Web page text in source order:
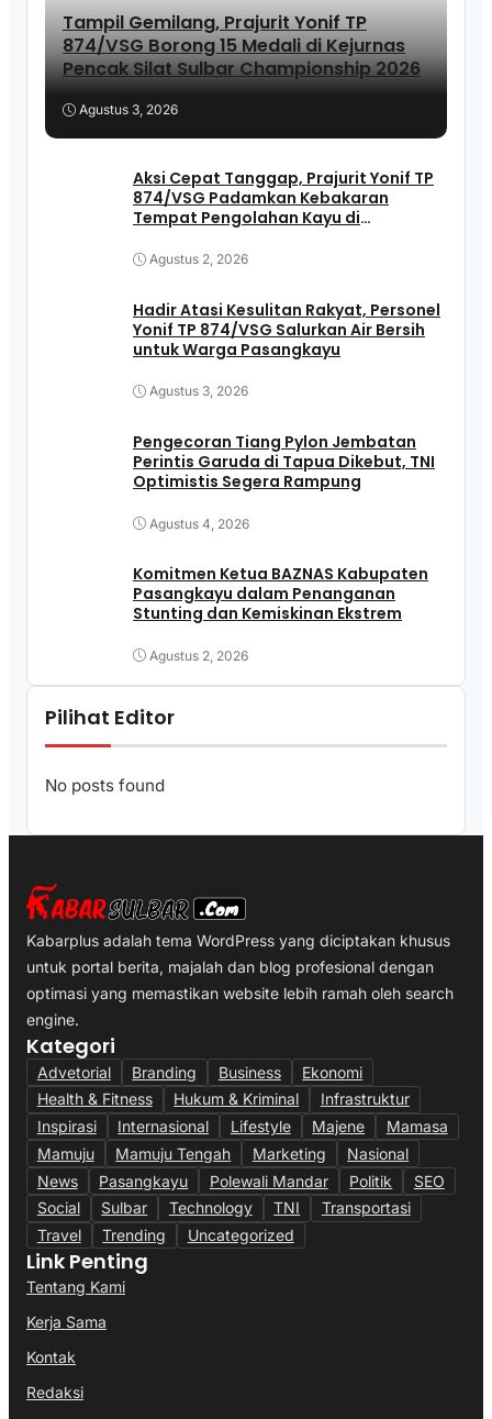
Tampil Gemilang, Prajurit Yonif TP
874/VSG Borong 15 Medali di Kejurnas
Pencak Silat Sulbar Championship 2026
Agustus 3, 2026
Aksi Cepat Tanggap, Prajurit Yonif TP
874/VSG Padamkan Kebakaran
Tempat Pengolahan Kayu di
Agustus 2, 2026
Hadir Atasi Kesulitan Rakyat, Personel
Yonif TP 874/VSG Salurkan Air Bersih
untuk Warga Pasangkayu
Agustus 3, 2026
Pengecoran Tiang Pylon Jembatan
Perintis Garuda di Tapua Dikebut, TNI
Optimistis Segera Rampung
Agustus 4, 2026
Komitmen Ketua BAZNAS Kabupaten
Pasangkayu dalam Penanganan
Stunting dan Kemiskinan Ekstrem
Agustus 2, 2026
Pilihat Editor
No posts found
Kabarplus adalah tema WordPress yang diciptakan khusus
untuk portal berita, majalah dan blog profesional dengan
optimasi yang memastikan website lebih ramah oleh search
engine.
Kategori
Advetorial Branding Business
Ekonomi
Health & Fitness
Hukum & Kriminal
Infrastruktur
Inspirasi
Internasional Lifestyle Majene
Mamasa
Mamuju
Mamuju Tengah Marketing
Nasional
News
Pasangkayu Polewali Mandar Politik
SEO
Social
Sulbar Technology TNI
Transportasi
Travel
Trending Uncategorized
Link Penting
Tentang Kami
Kerja Sama
Kontak
Redaksi